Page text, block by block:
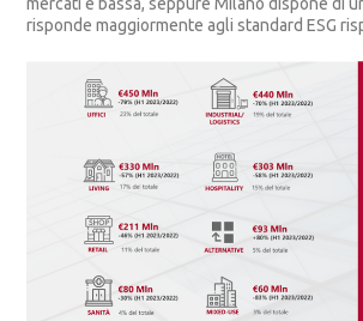
risponde maggiormente agli standard ESG